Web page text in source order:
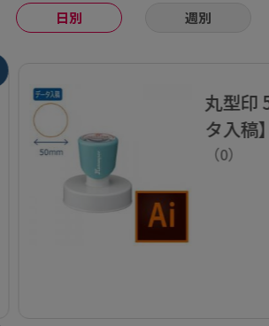
日別 週別
丸型印
タ入稿】
（0）